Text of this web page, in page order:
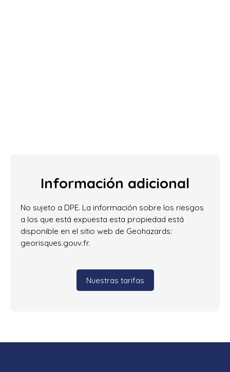
Información adicional
No sujeto a DPE. La información sobre los riesgos
a los que está expuesta esta propiedad está
disponible en el sitio web de Geohazards:
georisques.gouv.fr.
Nuestras tarifas